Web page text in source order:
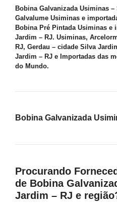
Bobina Galvanizada Usiminas
Galvalume Usiminas e
Bobina Pré Pintada Usiminas e
Jardim – RJ. Usiminas,
RJ, Gerdau – cidade Silva
Jardim – RJ e Importadas das
do Mundo.
Bobina Galvanizada
Procurando
de Bobina
Jardim – RJ e